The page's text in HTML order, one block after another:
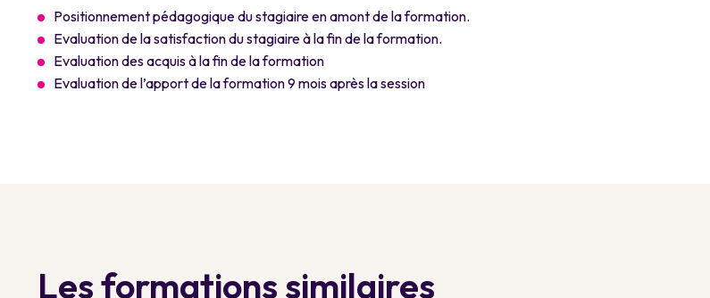
Positionnement pédagogique du stagiaire en amont de la formation.
Evaluation de la satisfaction du stagiaire à la fin de la formation.
Evaluation des acquis à la fin de la formation
Evaluation de l’apport de la formation 9 mois après la session
Les formations similaires